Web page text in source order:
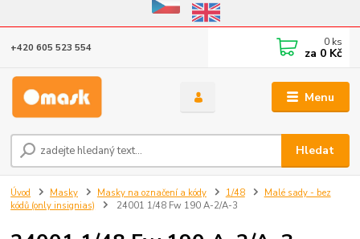
Eshop v provozu do 31.10.2026
Menu
Hledat
+420 605 523 554 0 ks
za 0 Kč
Úvod Masky Masky na označení a kódy 1/48
Malé sady - bez
kódů (only insignias)
24001 1/48 Fw 190 A-2/A-3